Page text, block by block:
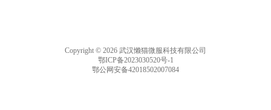
Copyright © 2026 武汉懒猫微服科技有限公司
鄂ICP备2023030520号-1
鄂公网安备42018502007084